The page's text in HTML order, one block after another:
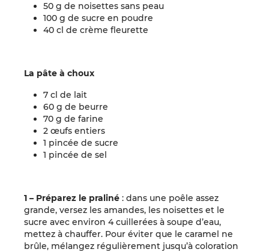
50 g de noisettes sans peau
100 g de sucre en poudre
40 cl de crème fleurette
La pâte à choux
7 cl de lait
60 g de beurre
70 g de farine
2 œufs entiers
1 pincée de sucre
1 pincée de sel
1 – Préparez le praliné : dans une poêle assez
grande, versez les amandes, les noisettes et le
sucre avec environ 4 cuillerées à soupe d’eau,
mettez à chauffer. Pour éviter que le caramel ne
brûle, mélangez régulièrement jusqu’à coloration